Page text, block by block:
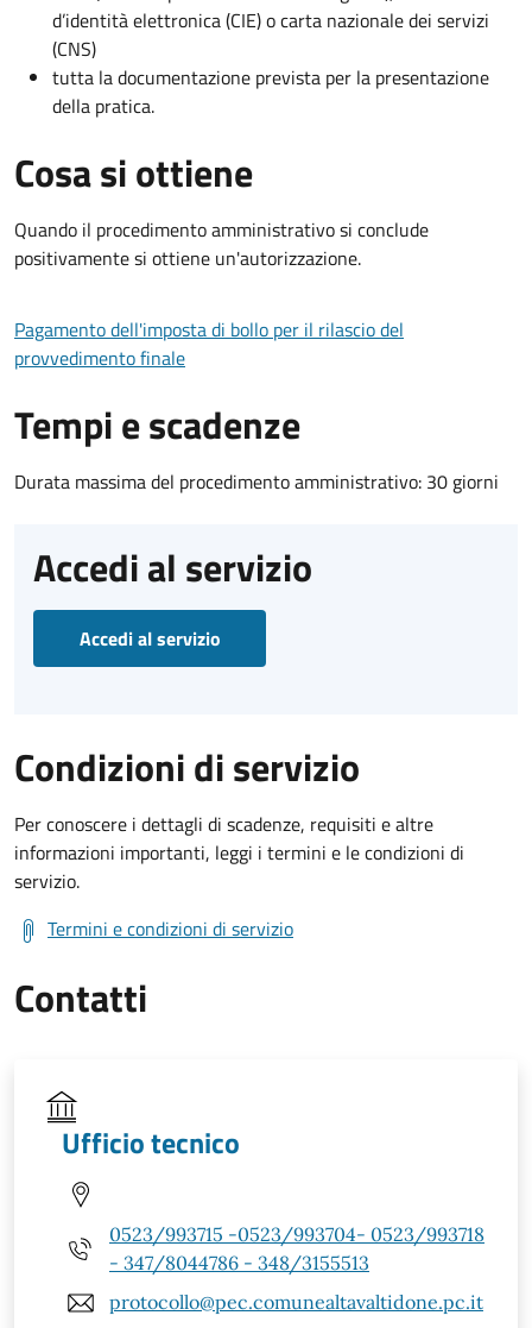
d’identità elettronica (CIE) o carta nazionale dei servizi
(CNS)
tutta la documentazione prevista per la presentazione
della pratica.
Cosa si ottiene
Quando il procedimento amministrativo si conclude
positivamente si ottiene un'autorizzazione.
Pagamento dell'imposta di bollo per il rilascio del
provvedimento finale
Tempi e scadenze
Durata massima del procedimento amministrativo: 30 giorni
Accedi al servizio
Accedi al servizio
Condizioni di servizio
Per conoscere i dettagli di scadenze, requisiti e altre
informazioni importanti, leggi i termini e le condizioni di
servizio.
Termini e condizioni di servizio
Contatti
Ufficio tecnico
0523/993715 -0523/993704- 0523/993718
- 347/8044786 - 348/3155513
protocollo@pec.comunealtavaltidone.pc.it